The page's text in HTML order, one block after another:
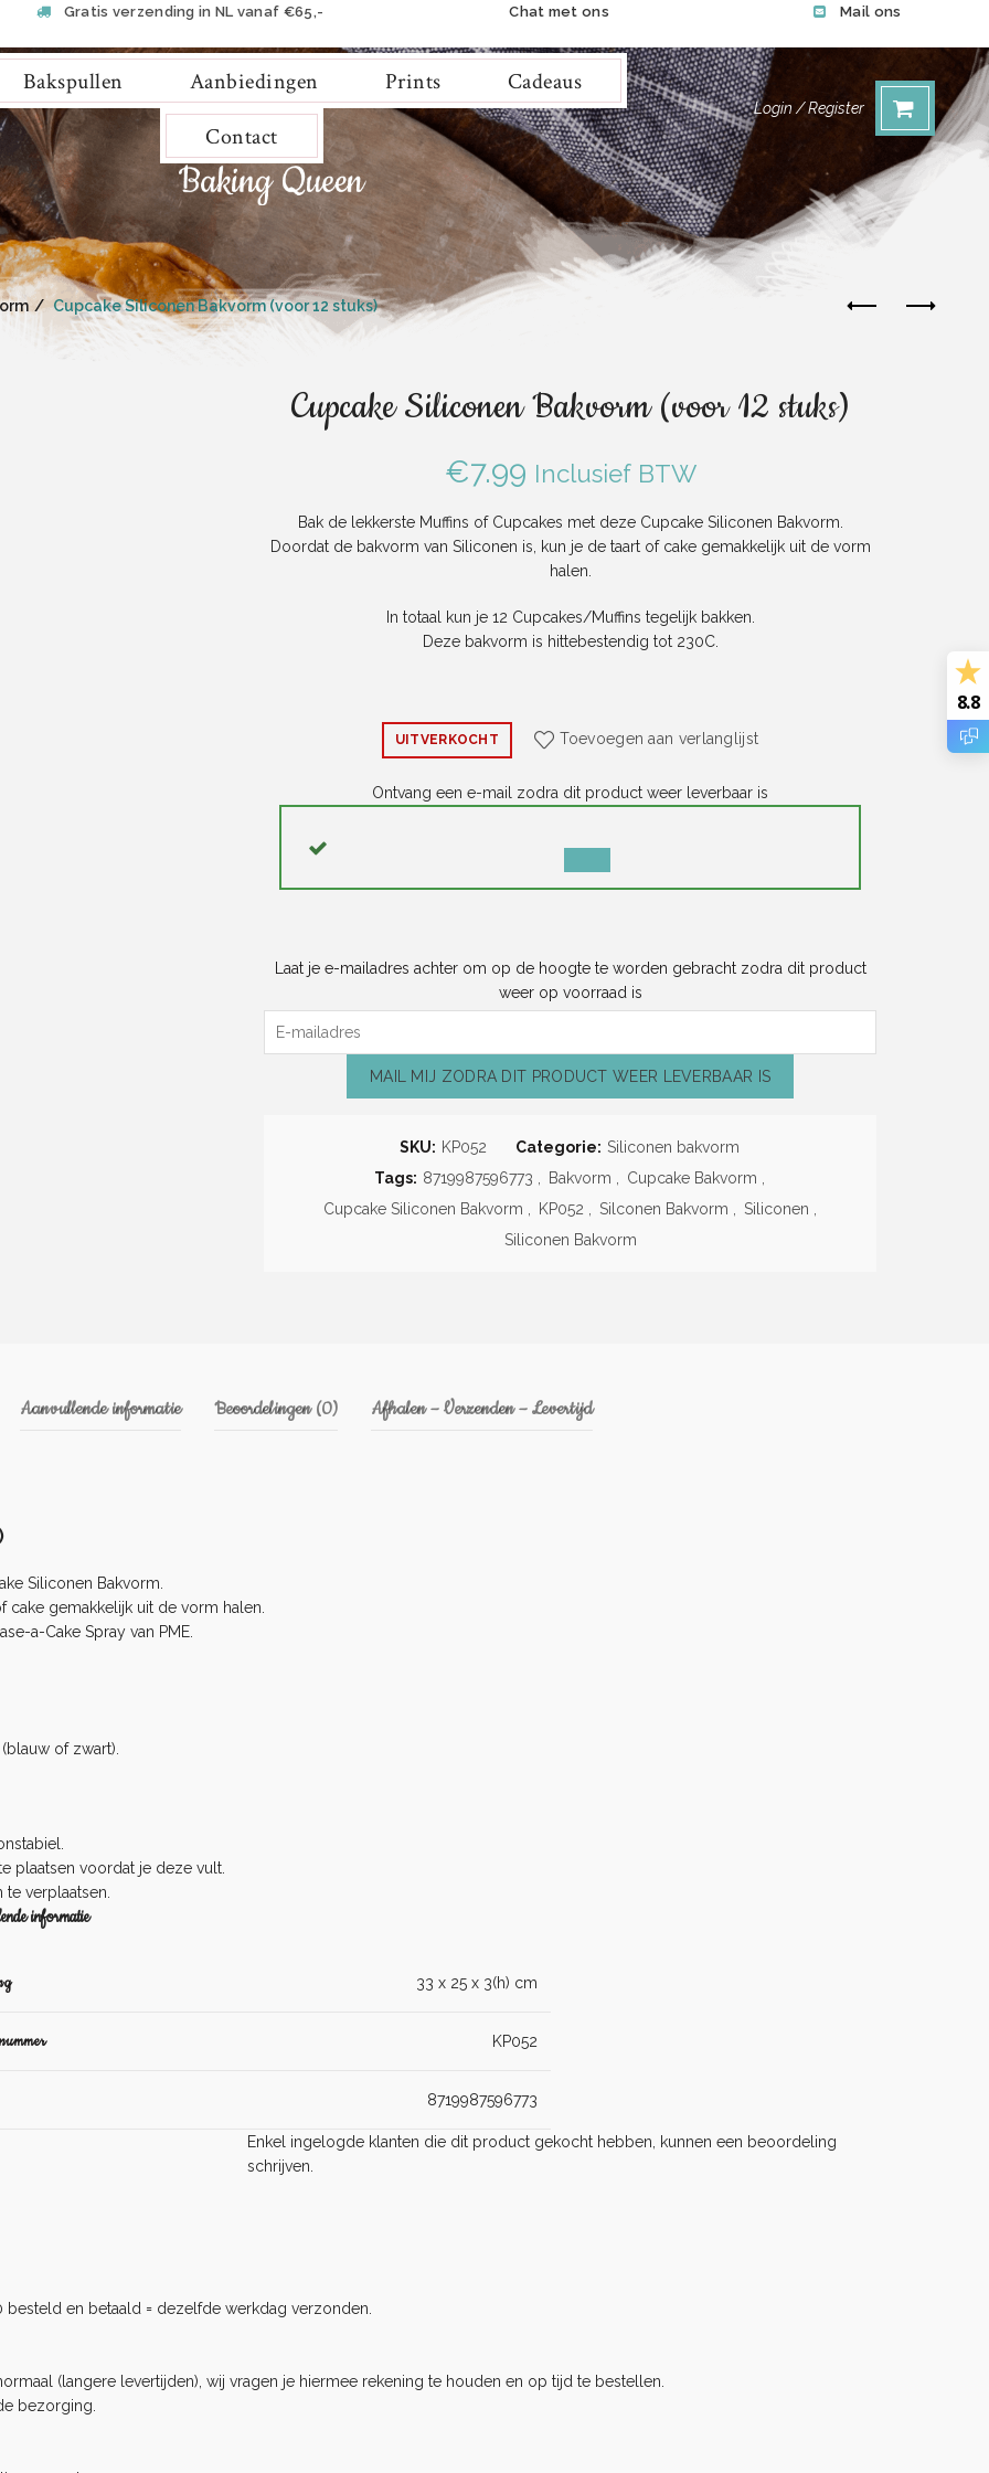
Gratis verzending in NL vanaf €65,- Chat met ons Mail ons
Bakspullen Aanbiedingen Prints
Cadeaus
Contact
Login / Register
Cupcake Siliconen Bakvorm (voor 12 stuks)
Cupcake Siliconen Bakvorm (voor 12 stuks)
€7.99 Inclusief BTW
Bak de lekkerste Muffins of Cupcakes met deze Cupcake Siliconen Bakvorm.
Doordat de bakvorm van Siliconen is, kun je de taart of cake gemakkelijk uit de vorm
halen.
In totaal kun je 12 Cupcakes/Muffins tegelijk bakken.
Deze bakvorm is hittebestendig tot 230C.
UITVERKOCHT Toevoegen aan verlanglijst
Ontvang een e-mail zodra dit product weer leverbaar is
MELDING
NEGEREN
Laat je e-mailadres achter om op de hoogte te worden gebracht zodra dit product
weer op voorraad is
MAIL MIJ ZODRA DIT PRODUCT WEER LEVERBAAR IS
SKU: KP052 Categorie: Siliconen bakvorm
Tags: 8719987596773 Bakvorm Cupcake Bakvorm
Cupcake Siliconen Bakvorm
KP052 Silconen Bakvorm Siliconen
Siliconen Bakvorm
Aanvullende informatie Beoordelingen (0) Afhalen – Verzenden – Levertijd
Siliconen Bakvorm.
cake gemakkelijk uit de vorm halen.
a-Cake Spray van PME.
of zwart).
plaatsen voordat je deze vult.
verplaatsen.
informatie
33 x 25 x 3(h) cm
KP052
8719987596773
Enkel ingelogde klanten die dit product gekocht hebben, kunnen een beoordeling
schrijven.
en betaald = dezelfde werkdag verzonden.
(langere levertijden), wij vragen je hiermee rekening te houden en op tijd te bestellen.
bezorging.
8.8